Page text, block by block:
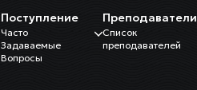
Поступление
Часто
Задаваемые
Вопросы
Преподаватели
Список
преподавателей